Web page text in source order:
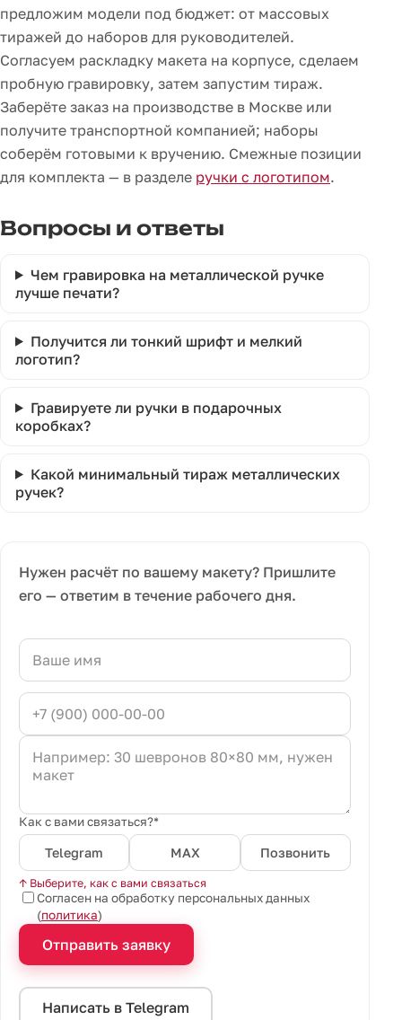
предложим модели под бюджет: от массовых
тиражей до наборов для руководителей.
Согласуем раскладку макета на корпусе, сделаем
пробную гравировку, затем запустим тираж.
Заберёте заказ на производстве в Москве или
получите транспортной компанией; наборы
соберём готовыми к вручению. Смежные позиции
для комплекта — в разделе ручки с логотипом.
Вопросы и ответы
Чем гравировка на металлической ручке
лучше печати?
Получится ли тонкий шрифт и мелкий
логотип?
Гравируете ли ручки в подарочных
коробках?
Какой минимальный тираж металлических
ручек?
Нужен расчёт по вашему макету? Пришлите
его — ответим в течение рабочего дня.
Как с вами связаться?*
Telegram MAX Позвонить
↑ Выберите, как с вами связаться
Согласен на обработку персональных данных
(политика)
Отправить заявку
Написать в Telegram